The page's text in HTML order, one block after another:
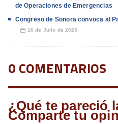
de Operaciones de Emergencias
Congreso de Sonora convoca al
📅 16 de Julio de 2026
0 COMENTARIOS
¿Qué te pareció
Comparte tu